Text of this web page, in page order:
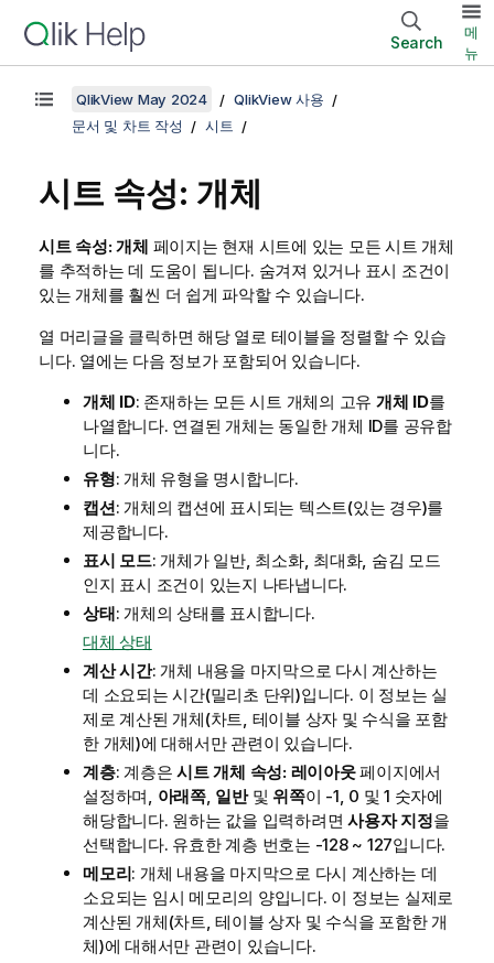
Search
메
뉴
QlikView May 2024
QlikView 사용
문서 및 차트 작성
시트
시트 속성: 개체
시트 속성: 개체 페이지는 현재 시트에 있는 모든 시트 개체
를 추적하는 데 도움이 됩니다. 숨겨져 있거나 표시 조건이
있는 개체를 훨씬 더 쉽게 파악할 수 있습니다.
열 머리글을 클릭하면 해당 열로 테이블을 정렬할 수 있습
니다. 열에는 다음 정보가 포함되어 있습니다.
개체 ID: 존재하는 모든 시트 개체의 고유 개체 ID를
나열합니다. 연결된 개체는 동일한 개체 ID를 공유합
니다.
유형: 개체 유형을 명시합니다.
캡션: 개체의 캡션에 표시되는 텍스트(있는 경우)를
제공합니다.
표시 모드: 개체가 일반, 최소화, 최대화, 숨김 모드
인지 표시 조건이 있는지 나타냅니다.
상태: 개체의 상태를 표시합니다.
대체 상태
계산 시간: 개체 내용을 마지막으로 다시 계산하는
데 소요되는 시간(밀리초 단위)입니다. 이 정보는 실
제로 계산된 개체(차트, 테이블 상자 및 수식을 포함
한 개체)에 대해서만 관련이 있습니다.
계층: 계층은 시트 개체 속성: 레이아웃페이지에서
설정하며, 아래쪽, 일반및 위쪽이 -1, 0 및 1 숫자에
해당합니다. 원하는 값을 입력하려면 사용자 지정을
선택합니다. 유효한 계층 번호는 -128 ~ 127입니다.
메모리: 개체 내용을 마지막으로 다시 계산하는 데
소요되는 임시 메모리의 양입니다. 이 정보는 실제로
계산된 개체(차트, 테이블 상자 및 수식을 포함한 개
체)에 대해서만 관련이 있습니다.